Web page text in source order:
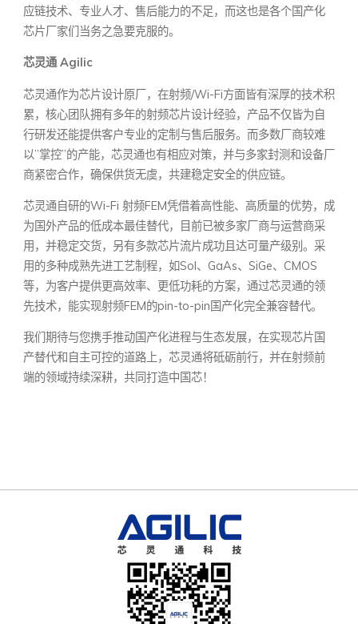
应链技术、专业人才、售后能力的不足，而这也是各个国产化
芯片厂家们当务之急要克服的。
芯灵通 Agilic
芯灵通作为芯片设计原厂，在射频/Wi-Fi方面皆有深厚的技术积
累，核心团队拥有多年的射频芯片设计经验，产品不仅皆为自
行研发还能提供客户专业的定制与售后服务。而多数厂商较难
以”掌控”的产能，芯灵通也有相应对策，并与多家封测和设备厂
商紧密合作，确保供货无虞，共建稳定安全的供应链。
芯灵通自研的Wi-Fi 射频FEM凭借着高性能、高质量的优势，成
为国外产品的低成本最佳替代，目前已被多家厂商与运营商采
用，并稳定交货，另有多款芯片流片成功且达可量产级别。采
用的多种成熟先进工艺制程，如SoI、GaAs、SiGe、CMOS
等，为客户提供更高效率、更低功耗的方案，通过芯灵通的领
先技术，能实现射频FEM的pin-to-pin国产化完全兼容替代。
我们期待与您携手推动国产化进程与生态发展，在实现芯片国
产替代和自主可控的道路上，芯灵通将砥砺前行，并在射频前
端的领域持续深耕，共同打造中国芯！